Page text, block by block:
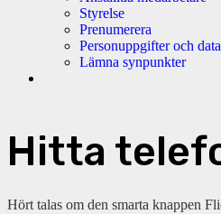
Styrelse
Prenumerera
Personuppgifter och
Lämna synpunkter
Hitta
Hört talas om den smarta knappen